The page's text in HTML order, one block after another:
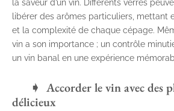
la saveur d’un vin. Différents verres
libérer des arômes particuliers, mettant
et la complexité de chaque cépage.
vin a son importance ; un contrôle
un vin banal en une expérience
Accorder le vin avec des
délicieux